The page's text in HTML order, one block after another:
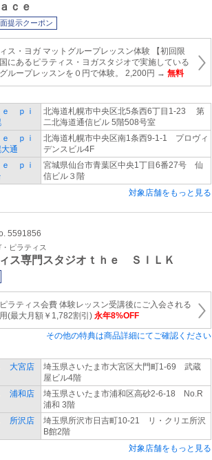
ｃｅ
提示クーポン
ス・ヨガ マットグループレッスン体験 【初回限
にあるピラティス・ヨガスタジオで実施している
ループレッスンを０円で体験。 2,200円 → 無料
ｐｉ
北海道札幌市中央区北5条西6丁目1-23 第
二北海道通信ビル 5階508号室
ｐｉ
通
北海道札幌市中央区南1条西9-1-1 プロヴィ
デンスビル4F
ｐｉ
宮城県仙台市青葉区中央1丁目6番27号 仙
信ビル３階
対象店舗をもっと見る
5591856
ピラティス
ス専門スタジオｔｈｅ ＳＩＬＫ
ラティス会費 体験レッスン受講後にご入会される
(最大月額￥1,782割引) 永年8%OFF
その他の特典は商品詳細にてご確認ください
大宮店
埼玉県さいたま市大宮区大門町1-69 武蔵
屋ビル4階
浦和店
埼玉県さいたま市浦和区高砂2-6-18 No.R
浦和 3階
所沢店
埼玉県所沢市日吉町10-21 リ・クリエ所沢
B館2階
対象店舗をもっと見る